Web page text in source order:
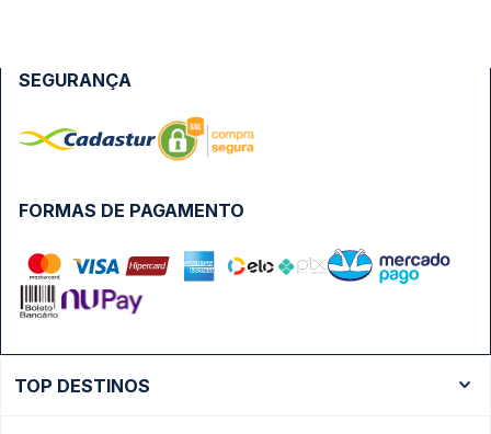
FORMAS DE PAGAMENTO
SEGURANÇA
TOP DESTINOS